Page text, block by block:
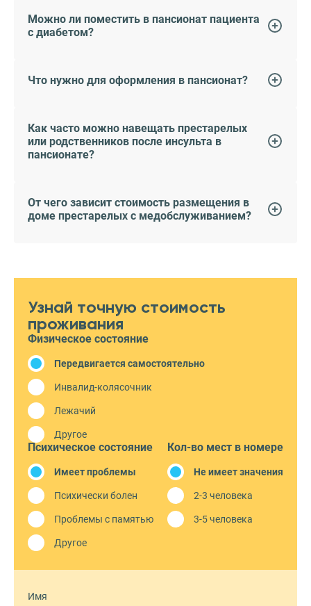
Можно ли поместить в пансионат пациента
с диабетом?
Что нужно для оформления в пансионат?
Как часто можно навещать престарелых
или родственников после инсульта в
пансионате?
От чего зависит стоимость размещения в
доме престарелых с медобслуживанием?
Узнай точную стоимость
проживания
Физическое состояние
Передвигается самостоятельно
Инвалид-колясочник
Лежачий
Другое
Психическое состояние
Имеет проблемы
Психически болен
Проблемы с памятью
Другое
Кол-во мест в номере
Не имеет значения
2-3 человека
3-5 человека
Имя